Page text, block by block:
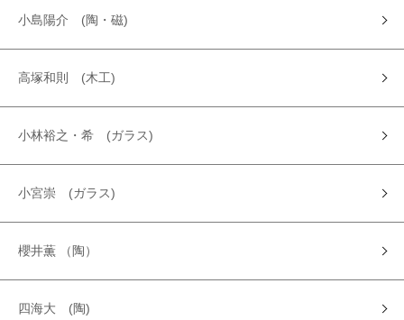
小島陽介 (陶・磁)
高塚和則 (木工)
小林裕之・希 (ガラス)
小宮崇 (ガラス)
櫻井薫 （陶）
四海大 (陶)